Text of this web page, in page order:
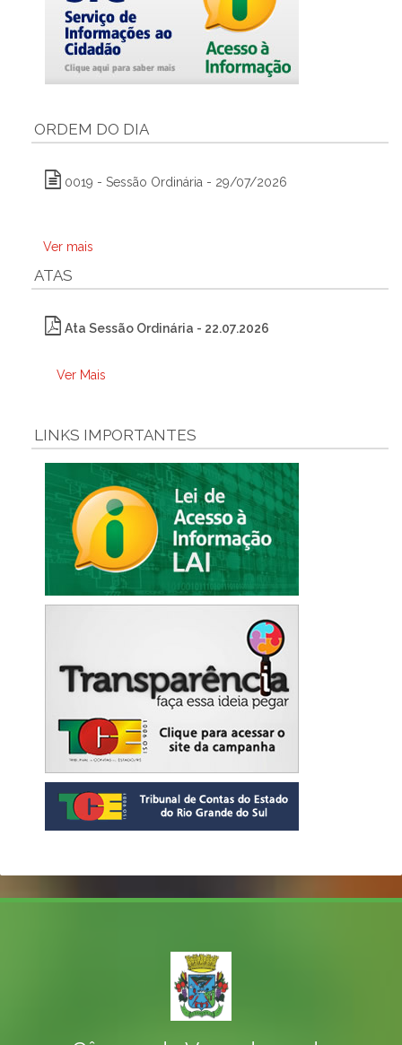
ORDEM DO DIA
0019 - Sessão Ordinária - 29/07/2026
Ver mais
ATAS
Ata Sessão Ordinária - 22.07.2026
Ver Mais
LINKS IMPORTANTES